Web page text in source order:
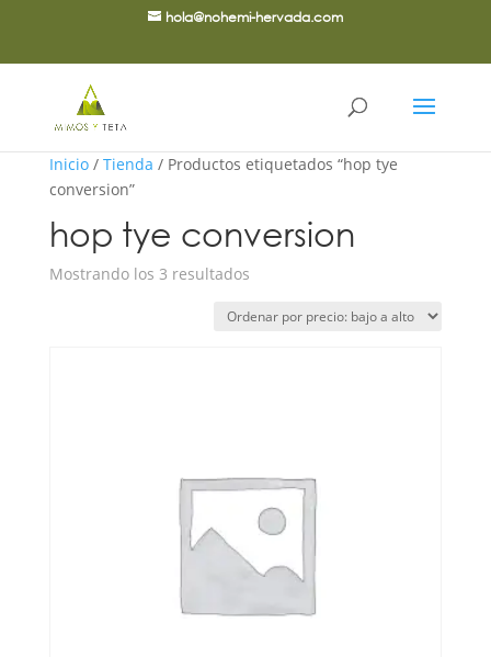
hola@nohemi-hervada.com
Inicio/ Tienda / Productos etiquetados “hop tye
conversion”
hop tye conversion
Mostrando los 3 resultadosOrdenado
precio: